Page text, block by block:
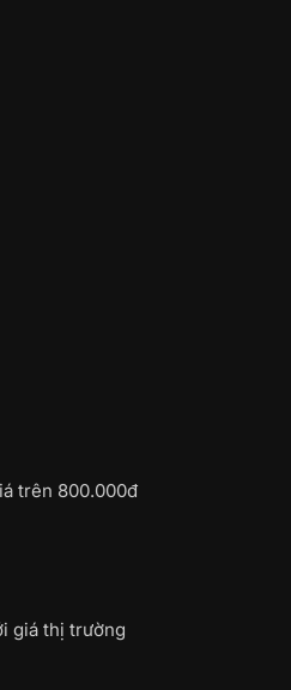
trên 800.000đ
giá thị trường